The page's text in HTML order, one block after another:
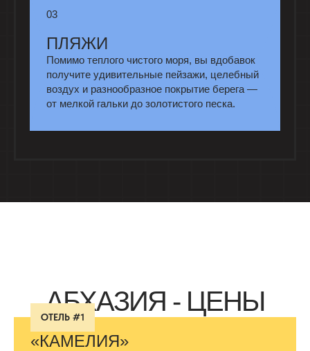
03
ПЛЯЖИ
Помимо теплого чистого моря, вы вдобавок
получите удивительные пейзажи, целебный
воздух и разнообразное покрытие берега —
от мелкой гальки до золотистого песка.
АБХАЗИЯ - ЦЕНЫ
ОТЕЛЬ #1
«КАМЕЛИЯ»